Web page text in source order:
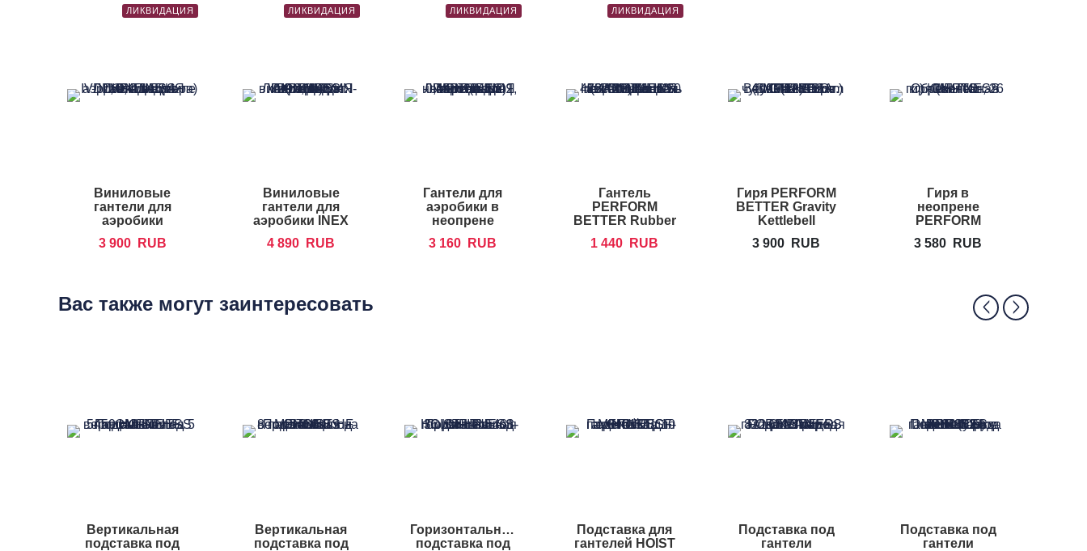
ЛИКВИДАЦИЯ
Виниловые
гантели для
аэробики
3 900 RUB
ЛИКВИДАЦИЯ
Виниловые
гантели для
аэробики INEX
4 890 RUB
ЛИКВИДАЦИЯ
Гантели для
аэробики в
неопрене
3 160 RUB
ЛИКВИДАЦИЯ
Гантель
PERFORM
BETTER Rubber
Dumbbells
1 440 RUB
Гиря PERFORM
BETTER Gravity
Kettlebell
3 900
RUB
Гиря в
неопрене
PERFORM
Neoprene
3 580 RUB
Вас также могут заинтересовать
Вертикальная
подставка под
Вертикальная
подставка под
Горизонтальная
подставка под
Подставка для
гантелей HOIST
Подставка под
гантели
Подставка под
гантели